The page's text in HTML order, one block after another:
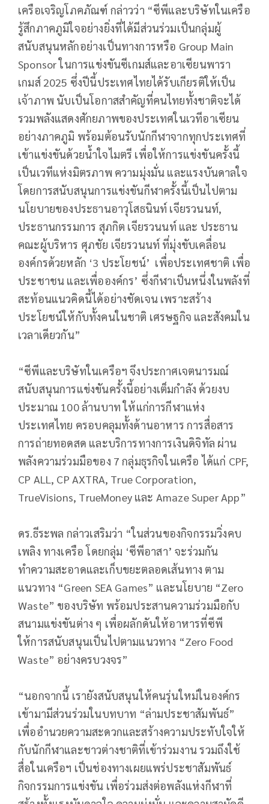
เครือเจริญโภคภัณฑ์ กล่าวว่า “ซีพีและบริษัทในเครือ
รู้สึกภาคภูมิใจอย่างยิ่งที่ได้มีส่วนร่วมเป็นกลุ่มผู้
สนับสนุนหลักอย่างเป็นทางการหรือ Group Main
Sponsor ในการแข่งขันซีเกมส์และอาเซียนพารา
เกมส์ 2025 ซึ่งปีนี้ประเทศไทยได้รับเกียรติให้เป็น
เจ้าภาพ นับเป็นโอกาสสำคัญที่คนไทยทั้งชาติจะได้
รวมพลังแสดงศักยภาพของประเทศในเวทีอาเซียน
อย่างภาคภูมิ พร้อมต้อนรับนักกีฬาจากทุกประเทศที่
เข้าแข่งขันด้วยน้ำใจไมตรี เพื่อให้การแข่งขันครั้งนี้
เป็นเวทีแห่งมิตรภาพ ความมุ่งมั่น และแรงบันดาลใจ
โดยการสนับสนุนการแข่งขันกีฬาครั้งนี้เป็นไปตาม
นโยบายของประธานอาวุโสธนินท์ เจียรวนนท์,
ประธานกรรมการ สุภกิต เจียรวนนท์ และ ประธาน
คณะผู้บริหาร ศุภชัย เจียรวนนท์ ที่มุ่งขับเคลื่อน
องค์กรด้วยหลัก ‘3 ประโยชน์’ เพื่อประเทศชาติ เพื่อ
ประชาชน และเพื่อองค์กร’ ซึ่งกีฬาเป็นหนึ่งในพลังที่
สะท้อนแนวคิดนี้ได้อย่างชัดเจน เพราะสร้าง
ประโยชน์ให้กับทั้งคนในชาติ เศรษฐกิจ และสังคมใน
เวลาเดียวกัน”
“ซีพีและบริษัทในเครือฯ จึงประกาศเจตนารมณ์
สนับสนุนการแข่งขันครั้งนี้อย่างเต็มกำลัง ด้วยงบ
ประมาณ 100 ล้านบาท ให้แก่การกีฬาแห่ง
ประเทศไทย ครอบคลุมทั้งด้านอาหาร การสื่อสาร
การถ่ายทอดสด และบริการทางการเงินดิจิทัล ผ่าน
พลังความร่วมมือของ 7 กลุ่มธุรกิจในเครือ ได้แก่ CPF,
CP ALL, CP AXTRA, True Corporation,
TrueVisions, TrueMoney และ Amaze Super App”
ดร.ธีระพล กล่าวเสริมว่า “ในส่วนของกิจกรรมวิ่งคบ
เพลิง ทางเครือ โดยกลุ่ม ‘ซีพีอาสา’ จะร่วมกัน
ทำความสะอาดและเก็บขยะตลอดเส้นทาง ตาม
แนวทาง “Green SEA Games” และนโยบาย “Zero
Waste” ของบริษัท พร้อมประสานความร่วมมือกับ
สนามแข่งขันต่าง ๆ เพื่อผลักดันให้อาหารที่ซีพี
ให้การสนับสนุนเป็นไปตามแนวทาง “Zero Food
Waste” อย่างครบวงจร”
“นอกจากนี้ เรายังสนับสนุนให้คนรุ่นใหม่ในองค์กร
เข้ามามีส่วนร่วมในบทบาท “ล่ามประชาสัมพันธ์”
เพื่ออำนวยความสะดวกและสร้างความประทับใจให้
กับนักกีฬาและชาวต่างชาติที่เข้าร่วมงาน รวมถึงใช้
สื่อในเครือฯ เป็นช่องทางเผยแพร่ประชาสัมพันธ์
กิจกรรมการแข่งขัน เพื่อร่วมส่งต่อพลังแห่งกีฬาที่